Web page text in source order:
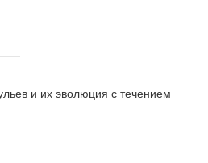
и их эволюция с течением